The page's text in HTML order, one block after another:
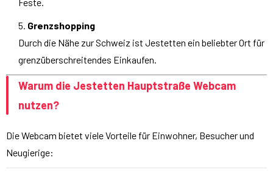
Grenzshopping
Durch die Nähe zur Schweiz ist Jestetten ein beliebter Ort für
grenzüberschreitendes Einkaufen.
Warum die Jestetten Hauptstraße Webcam
nutzen?
Die Webcam bietet viele Vorteile für Einwohner, Besucher und
Neugierige: